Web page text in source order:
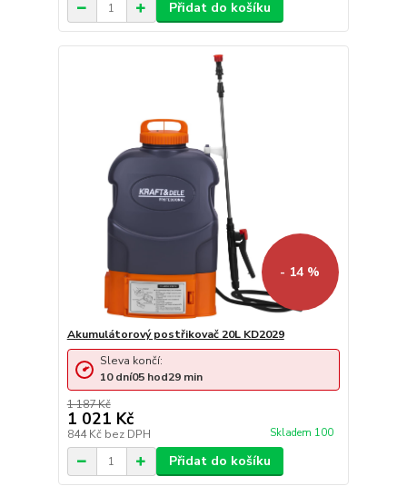
Přidat do košíku
- 14 %
Akumulátorový postřikovač 20L KD2029
1 187 Kč
1 021 Kč
844 Kč bez DPH Skladem 100
Sleva končí:
10 dní05 hod29 min
Přidat do košíku